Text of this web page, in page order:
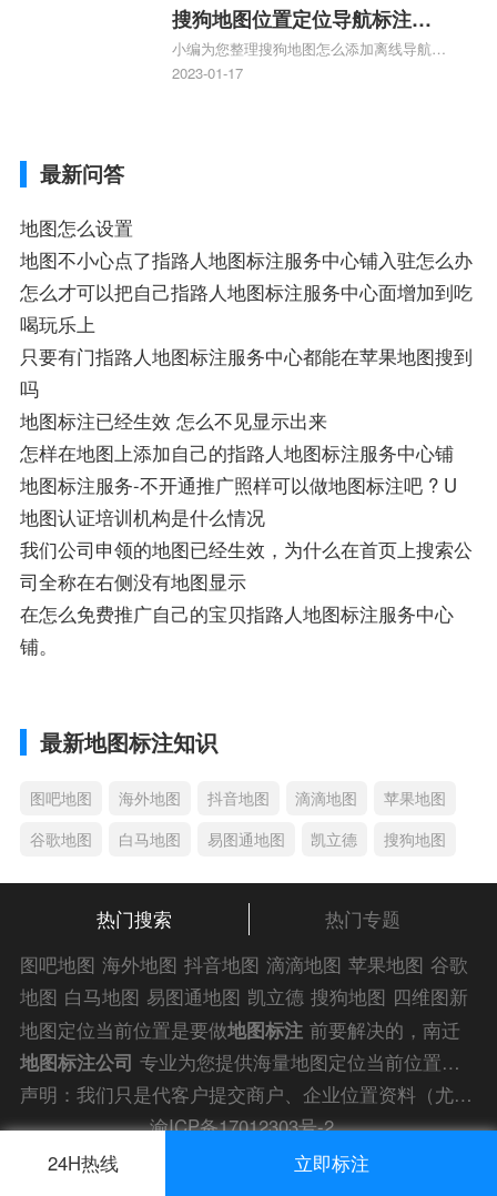
添加企业、地图如何添加企业相关地图标注
知识，详情可查看下方正文！
搜狗地图位置定位导航标注？
搜狗地图位置定位,导航,标注？
小编为您整理搜狗地图怎么添加离线导航搜
狗地图离线导航怎么用、搜狗地图导航卫星
2023-01-17
最新问答
地图怎么设置
地图不小心点了指路人地图标注服务中心铺入驻怎么办
怎么才可以把自己指路人地图标注服务中心面增加到吃
喝玩乐上
只要有门指路人地图标注服务中心都能在苹果地图搜到
吗
地图标注已经生效 怎么不见显示出来
怎样在地图上添加自己的指路人地图标注服务中心铺
地图标注服务-不开通推广照样可以做地图标注吧 ? U
地图认证培训机构是什么情况
我们公司申领的地图已经生效，为什么在首页上搜索公
司全称在右侧没有地图显示
在怎么免费推广自己的宝贝指路人地图标注服务中心
铺。
最新地图标注知识
图吧地图 海外地图 抖音地图 滴滴地图
苹果地图
谷歌地图
白马地图 易图通地图 凯立德 搜狗地图
热门搜索
热门专题
图吧地图 海外地图 抖音地图 滴滴地图 苹果地图 谷歌
地图 白马地图 易图通地图 凯立德 搜狗地图 四维图新
地图 车载地图 导航地图 手机地图 搜搜地图 好搜地图
老虎地图 电子地图 卫星地图 美团地图 大众点评地图
苹果 导航犬 老虎
地图定位当前位置是要做地图标注 前要解决的，南迁
地图标注公司 专业为您提供海量地图定位当前位置解
答信息，为您的企业商户、门店地图标注 快速上线！声明：我们只是代客户提交商户、企业位置资料（尤其是不会操作觉得繁琐的客户），不是地图标注平台方。所提供服务为商业有偿帮助咨询人工服务费，全程都是人工提交资料，自身并不能对第三方网站的原始内容进行编辑，请知悉。
渝ICP备17012303号-2
渝公网安备 50010502003491号
24H热线 立即标注